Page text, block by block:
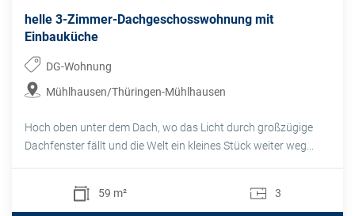
helle 3-Zimmer-Dachgeschosswohnung mit
Einbauküche
DG-Wohnung
Mühlhausen/Thüringen-Mühlhausen
Hoch oben unter dem Dach, wo das Licht durch großzügige
Dachfenster fällt und die Welt ein kleines Stück weiter weg...
59 m² 3